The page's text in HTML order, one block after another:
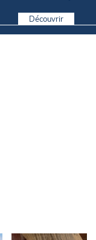
Découvrir